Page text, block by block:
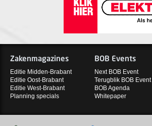
Zakenmagazines
Editie Midden-Brabant
Editie Oost-Brabant
Editie West-Brabant
Planning specials
BOB Events
Next BOB Event
Terugblik BOB Event
BOB Agenda
Whitepaper